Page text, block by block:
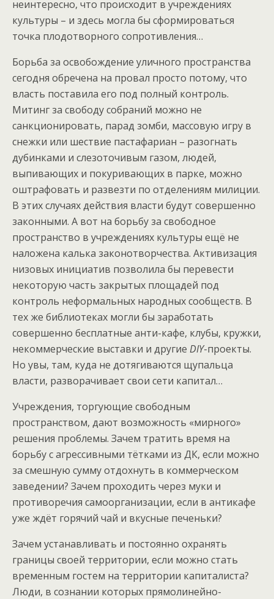
неинтересно, что происходит в учреждениях
культуры – и здесь могла бы сформироваться
точка плодотворного сопротивления…
Борьба за освобождение уличного пространства
сегодня обречена на провал просто потому, что
власть поставила его под полный контроль.
Митинг за свободу собраний можно не
санкционировать, парад зомби, массовую игру в
снежки или шествие пастафариан – разогнать
дубинками и слезоточивым газом, людей,
выпивающих и покуривающих в парке, можно
оштрафовать и развезти по отделениям милиции.
В этих случаях действия власти будут совершенно
законными. А вот на борьбу за свободное
пространство в учреждениях культуры ещё не
наложена калька законотворчества. Активизация
низовых инициатив позволила бы перевести
некоторую часть закрытых площадей под
контроль неформальных народных сообществ. В
тех же библиотеках могли бы заработать
совершенно бесплатные анти-кафе, клубы, кружки,
некоммерческие выставки и другие DIY-проекты.
Но увы, там, куда не дотягиваются щупальца
власти, разворачивает свои сети капитал…
Учреждения, торгующие свободным
пространством, дают возможность «мирного»
решения проблемы. Зачем тратить время на
борьбу с агрессивными тётками из ДК, если можно
за смешную сумму отдохнуть в коммерческом
заведении? Зачем проходить через муки и
противоречия самоорганизации, если в антикафе
уже ждёт горячий чай и вкусные печеньки?
Зачем устанавливать и постоянно охранять
границы своей территории, если можно стать
временным гостем на территории капиталиста?
Люди, в сознании которых прямолинейно-